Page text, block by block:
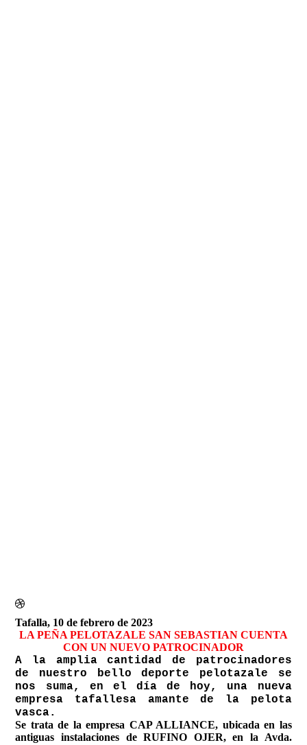
Tafalla, 10 de febrero de 2023
LA PEÑA PELOTAZALE SAN SEBASTIAN CUENTA
CON UN NUEVO PATROCINADOR
A la amplia cantidad de patrocinadores
de nuestro bello deporte pelotazale se
nos suma, en el día de hoy, una nueva
empresa tafallesa amante de la pelota
vasca.
Se trata de la empresa CAP ALLIANCE, ubicada en las
antiguas instalaciones de RUFINO OJER, en la Avda.